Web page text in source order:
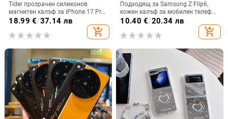
Tider прозрачен силиконов
магнитен калъф за iPhone 17 Pro
Max, защита срещу падане,
18.99 €/37.14 лв
add_shopping_cart
Подходящ за Samsung Z Flip6,
кожен калъф за мобилен телефон
Flip5, твърд двустранен калъф
против падане за Flip7, защитен
калъф Armor
10.40 €/20.34 лв
add_shopping_cart